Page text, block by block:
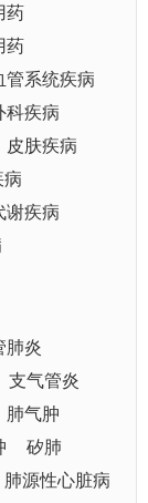
药
药
管系统疾病
科疾病
皮肤疾病
病
谢疾病
肺炎
支气管炎
肺气肿
矽肺
肺源性心脏病